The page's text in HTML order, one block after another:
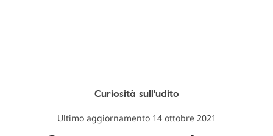
Curiosità sull'udito
Ultimo aggiornamento 14 ottobre 2021